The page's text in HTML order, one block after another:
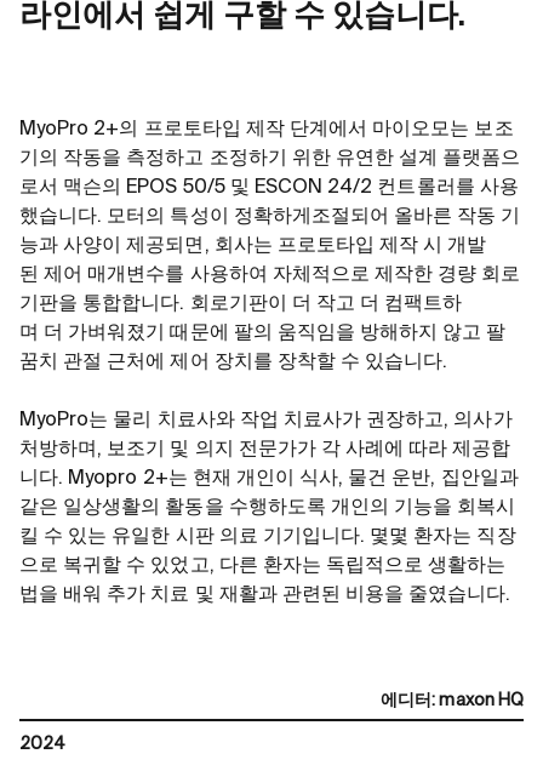
라인에서 쉽게 구할 수 있습니다.
MyoPro 2+의 프로토타입 제작 단계에서 마이오모는 보조
기의 작동을 측정하고 조정하기 위한 유연한 설계 플랫폼으
로서 맥슨의 EPOS 50/5 및 ESCON 24/2 컨트롤러를 사용
했습니다. 모터의 특성이 정확하게 조절되어 올바른 작동 기
능과 사양이 제공되면 , 회사는 프로토타입 제작 시 개발
된 제어 매개변수를 사용하여 자체적으로 제작한 경량 회로
기판을 통합합니다. 회로기판이 더 작고 더 컴팩트하
며 더 가벼워졌기 때문에 팔의 움직임을 방해하지 않고 팔
꿈치 관절 근처에 제어 장치를 장착할 수 있습니다.
MyoPro는 물리 치료사와 작업 치료사가 권장하고, 의사가
처방하며, 보조기 및 의지 전문가가 각 사례에 따라 제공합
니다. Myopro 2+는 현재 개인이 식사, 물건 운반, 집안일과
같은 일상생활의 활동을 수행하도록 개인의 기능을 회복시
킬 수 있는 유일한 시판 의료 기기입니다. 몇몇 환자는 직장
으로 복귀할 수 있었고, 다른 환자는 독립적으로 생활하는
법을 배워 추가 치료 및 재활과 관련된 비용을 줄였습니다.
에디터: maxon HQ
2024